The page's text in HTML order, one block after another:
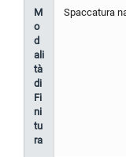
M
o
d
ali
tà
di
Fi
ni
tu
ra
Spaccatura